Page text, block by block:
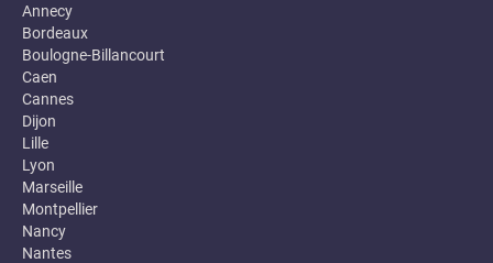
Annecy
Bordeaux
Boulogne-Billancourt
Caen
Cannes
Dijon
Lille
Lyon
Marseille
Montpellier
Nancy
Nantes